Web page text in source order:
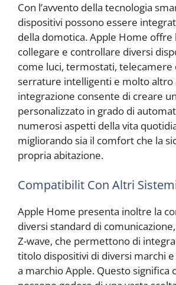
Con l’avvento della tecnologia
dispositivi possono essere
della domotica. Apple Home offre
collegare e controllare diversi
come luci, termostati, telecamere
serrature intelligenti e molto altro
integrazione consente di creare
personalizzato in grado di
numerosi aspetti della vita
migliorando sia il comfort che la
propria abitazione.
Compatibilit Con Altri
Apple Home presenta inoltre la
diversi standard di
Z-wave, che permettono di
titolo dispositivi di diversi marchi
a marchio Apple. Questo significa